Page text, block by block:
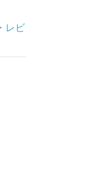
レビ